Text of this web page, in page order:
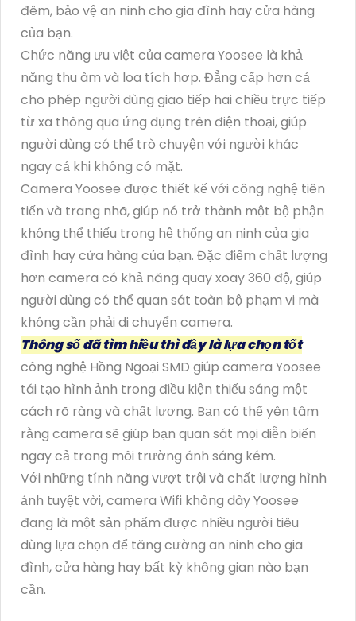
đêm, bảo vệ an ninh cho gia đình hay cửa hàng
của bạn.
Chức năng ưu việt của camera Yoosee là khả
năng thu âm và loa tích hợp. Đẳng cấp hơn cả
cho phép người dùng giao tiếp hai chiều trực tiếp
từ xa thông qua ứng dụng trên điện thoại, giúp
người dùng có thể trò chuyện với người khác
ngay cả khi không có mặt.
Camera Yoosee được thiết kế với công nghệ tiên
tiến và trang nhã, giúp nó trở thành một bộ phận
không thể thiếu trong hệ thống an ninh của gia
đình hay cửa hàng của bạn. Đặc điểm chất lượng
hơn camera có khả năng quay xoay 360 độ, giúp
người dùng có thể quan sát toàn bộ phạm vi mà
không cần phải di chuyển camera.
Thông số đã tìm hiều thì đầy là lựa chọn tốt
công nghệ Hồng Ngoại SMD giúp camera Yoosee
tái tạo hình ảnh trong điều kiện thiếu sáng một
cách rõ ràng và chất lượng. Bạn có thể yên tâm
rằng camera sẽ giúp bạn quan sát mọi diễn biến
ngay cả trong môi trường ánh sáng kém.
Với những tính năng vượt trội và chất lượng hình
ảnh tuyệt vời, camera Wifi không dây Yoosee
đang là một sản phẩm được nhiều người tiêu
dùng lựa chọn để tăng cường an ninh cho gia
đình, cửa hàng hay bất kỳ không gian nào bạn
cần.